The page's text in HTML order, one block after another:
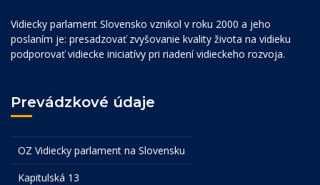
Vidiecky parlament Slovensko vznikol v roku 2000 a jeho
poslaním je: presadzovať zvyšovanie kvality života na vidieku
podporovať vidiecke iniciatívy pri riadení vidieckeho rozvoja.
Prevádzkové údaje
OZ Vidiecky parlament na Slovensku
Kapitulská 13